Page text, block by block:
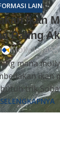
LAIN
Ikan
Paling
Molly Jaya
mana
ikan
trik